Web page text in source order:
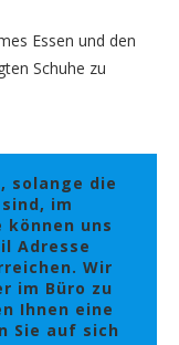
Essen und den
Schuhe zu
solange die
im
können uns
Adresse
Wir
im Büro zu
Ihnen eine
Sie auf sich